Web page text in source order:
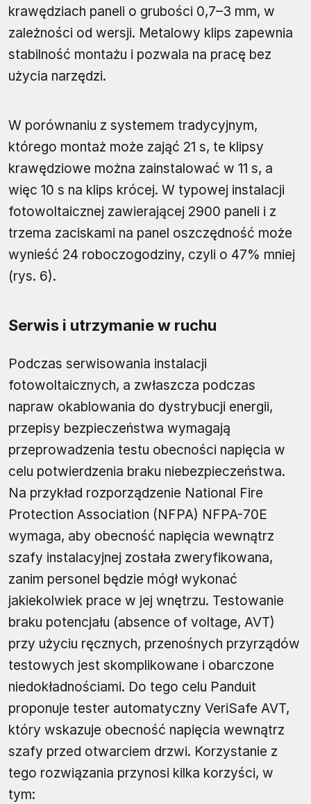
krawędziach paneli o grubości 0,7–3 mm, w
zależności od wersji. Metalowy klips zapewnia
stabilność montażu i pozwala na pracę bez
użycia narzędzi.
W porównaniu z systemem tradycyjnym,
którego montaż może zająć 21 s, te klipsy
krawędziowe można zainstalować w 11 s, a
więc 10 s na klips krócej. W typowej instalacji
fotowoltaicznej zawierającej 2900 paneli i z
trzema zaciskami na panel oszczędność może
wynieść 24 roboczogodziny, czyli o 47% mniej
(rys. 6).
Serwis i utrzymanie w ruchu
Podczas serwisowania instalacji
fotowoltaicznych, a zwłaszcza podczas
napraw okablowania do dystrybucji energii,
przepisy bezpieczeństwa wymagają
przeprowadzenia testu obecności napięcia w
celu potwierdzenia braku niebezpieczeństwa.
Na przykład rozporządzenie National Fire
Protection Association (NFPA) NFPA-70E
wymaga, aby obecność napięcia wewnątrz
szafy instalacyjnej została zweryfikowana,
zanim personel będzie mógł wykonać
jakiekolwiek prace w jej wnętrzu. Testowanie
braku potencjału (absence of voltage, AVT)
przy użyciu ręcznych, przenośnych przyrządów
testowych jest skomplikowane i obarczone
niedokładnościami. Do tego celu Panduit
proponuje tester automatyczny VeriSafe AVT,
który wskazuje obecność napięcia wewnątrz
szafy przed otwarciem drzwi. Korzystanie z
tego rozwiązania przynosi kilka korzyści, w
tym: